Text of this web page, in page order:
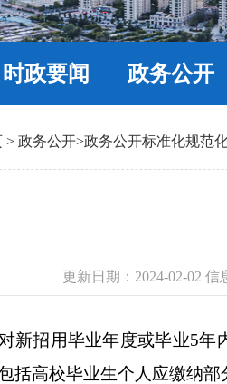
时政要闻 政务公开
> 政务公开>政务公开标准化规范
更新日期：2024-02-02
招用毕业年度或毕业5年内
包括高校毕业生个人应缴纳